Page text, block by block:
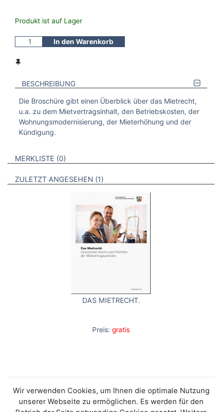
Produkt ist auf Lager
In den Warenkorb
BESCHREIBUNG
Die Broschüre gibt einen Überblick über das Mietrecht,
u.a. zu dem Mietvertragsinhalt, den Betriebskosten, der
Wohnungsmodernisierung, der Mieterhöhung und der
Kündigung.
VERWEISE AUF VERMERKTE- ODER ZULETZT ANGESEHENE
MERKLISTE 0 BROSCHÜREN
ZULETZT ANGESEHEN 1 BROSCHÜREN
DAS MIETRECHT.
Preis: gratis
Wir verwenden Cookies, um Ihnen die optimale Nutzung
unserer Webseite zu ermöglichen. Es werden für den